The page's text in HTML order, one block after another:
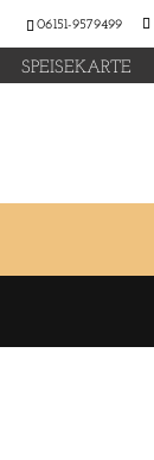
06151-9579499
SPEISEKARTE